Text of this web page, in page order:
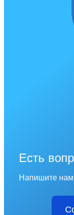
Есть
Напишите нам